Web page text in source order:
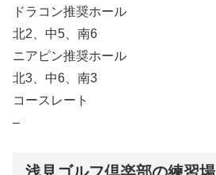
ドラコン推奨ホール
北2、中5、南6
ニアピン推奨ホール
北3、中6、南3
コースレート
–